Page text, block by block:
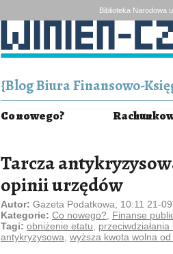
Biblioteka Narodowa
{Blog Biura Finansowo-
Co nowego?
Tarcza
opinii urzędów
Autor: Gazeta Podatkowa, 10:11 21-
Kategorie: Co nowego? Finanse
Tagi: obniżenie etatu
antykryzysowa wyższa kwota wolna